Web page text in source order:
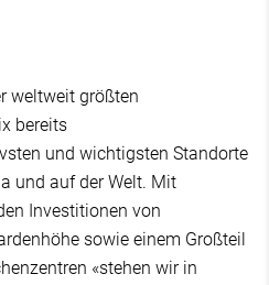
weltweit größten
bereits
und wichtigsten Standorte
und auf der Welt. Mit
Investitionen von
sowie einem Großteil
«stehen wir in